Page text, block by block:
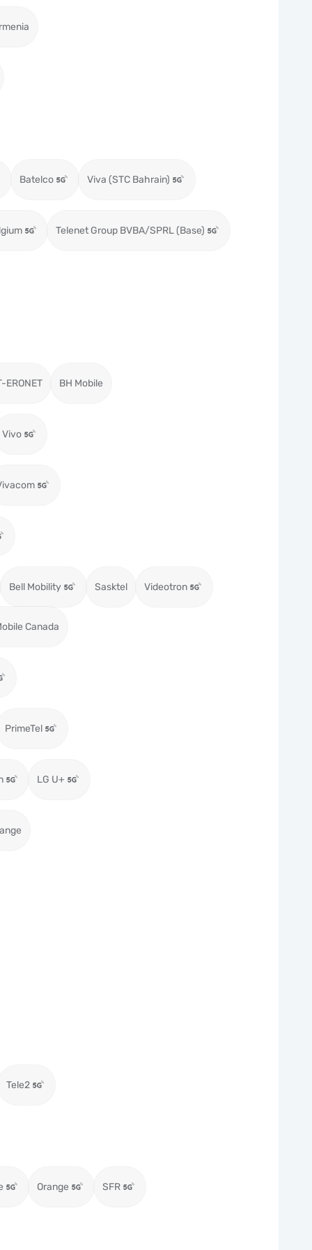
Batelco Viva (STC Bahrain)
Telenet Group BVBA/SPRL (Base)
ERONET BH Mobile
Vivo
Bell Mobility Sasktel Videotron
Canada
PrimeTel
LG U+
Tele2
Orange SFR